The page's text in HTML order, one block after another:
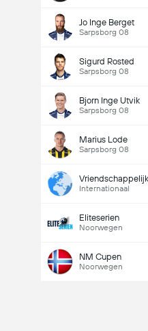
Jo Inge Berget
Sarpsborg 08
Sigurd Rosted
Sarpsborg 08
Bjorn Inge Utvik
Sarpsborg 08
Marius Lode
Sarpsborg 08
Internationaal
Eliteserien
Noorwegen
NM Cupen
Noorwegen